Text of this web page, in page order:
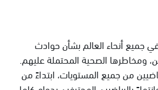
جميع أنحاء العالم بشأن حوادث
ومخاطرها الصحية المحتملة عليهم.
من جميع المستويات، ابتداءً من